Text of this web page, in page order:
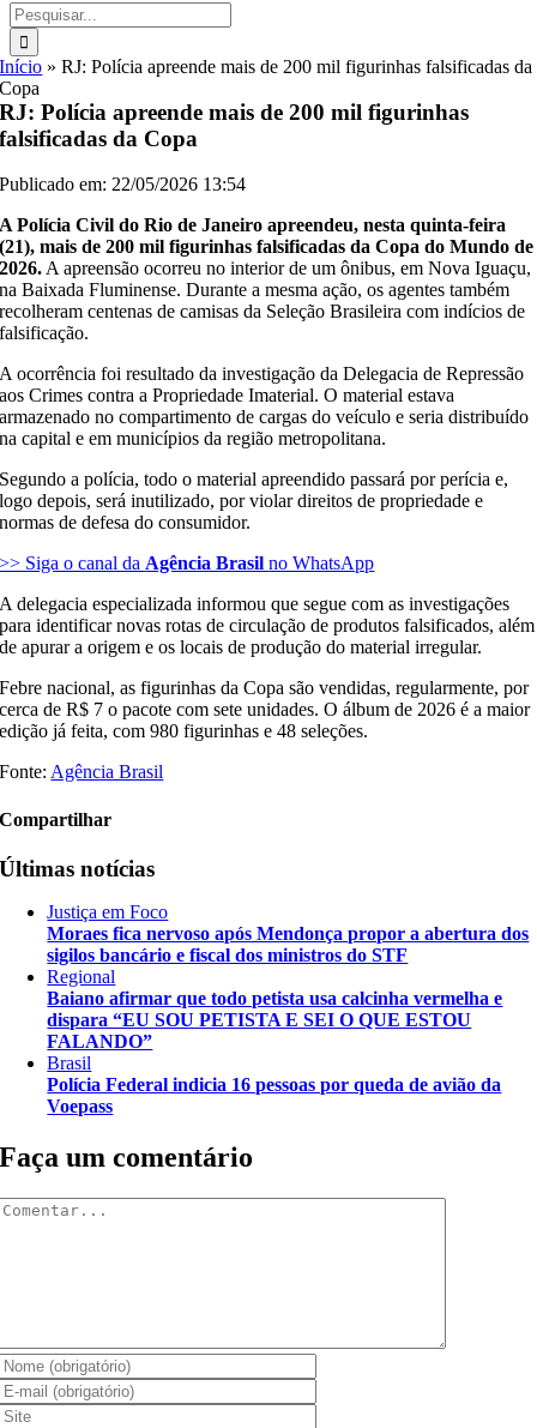
Buscar
resultados
para:
Início »RJ: Polícia apreende mais de 200 mil figurinhas falsificadas da
Copa
RJ: Polícia apreende mais de 200 mil figurinhas
falsificadas da Copa
Publicado em: 22/05/2026 13:54
A Polícia Civil do Rio de Janeiro apreendeu, nesta quinta-feira
(21), mais de 200 mil figurinhas falsificadas da Copa do Mundo de
2026.A apreensão ocorreu no interior de um ônibus, em Nova Iguaçu,
na Baixada Fluminense. Durante a mesma ação, os agentes também
recolheram centenas de camisas da Seleção Brasileira com indícios de
falsificação.
A ocorrência foi resultado da investigação da Delegacia de Repressão
aos Crimes contra a Propriedade Imaterial. O material estava
armazenado no compartimento de cargas do veículo e seria distribuído
na capital e em municípios da região metropolitana.
Segundo a polícia, todo o material apreendido passará por perícia e,
logo depois, será inutilizado, por violar direitos de propriedade e
normas de defesa do consumidor.
>> Siga o canal daAgência Brasilno WhatsApp
A delegacia especializada informou que segue com as investigações
para identificar novas rotas de circulação de produtos falsificados, além
de apurar a origem e os locais de produção do material irregular.
Febre nacional, as figurinhas da Copa são vendidas, regularmente, por
cerca de R$ 7 o pacote com sete unidades. O álbum de 2026 é a maior
edição já feita, com 980 figurinhas e 48 seleções.
Fonte:Agência Brasil
Compartilhar
Últimas notícias
Justiça em Foco
Moraes fica nervoso após Mendonça propor a abertura dos
sigilos bancário e fiscal dos ministros do STF
Regional
Baiano afirmar que todo petista usa calcinha vermelha e
dispara “EU SOU PETISTA E SEI O QUE ESTOU
FALANDO”
Brasil
Polícia Federal indicia 16 pessoas por queda de avião da
Voepass
Faça um comentário